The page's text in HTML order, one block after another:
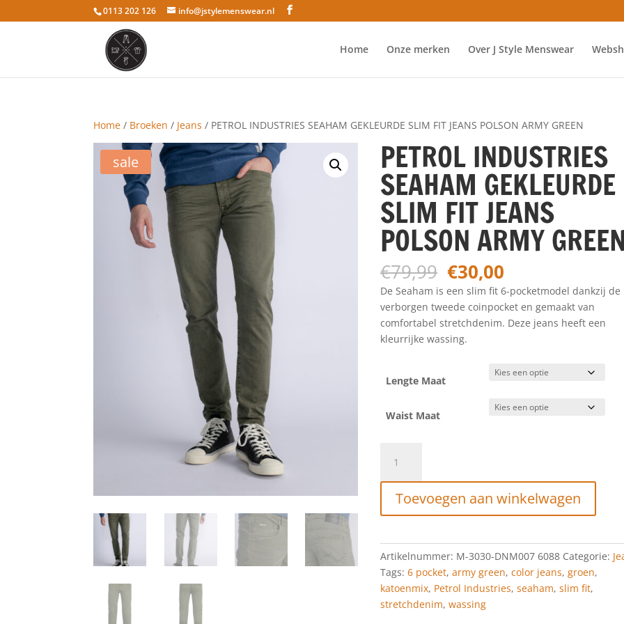
0113 202 126 info@jstylemenswear.nl
Home Onze merken Over J Style Menswear
Home / Broeken / Jeans / PETROL INDUSTRIES SEAHAM GEKLEURDE SLIM FIT JEANS POLSON ARMY GREEN
sale PETROL INDUSTRIES
SEAHAM GEKLEURDE
SLIM FIT JEANS
POLSON ARMY
€79,99 Oorspronkelijke
prijs
was:
€79,99.
€30,00
prijs
is:
€30,00.
De Seaham is een slim fit 6-pocketmodel dankzij de
verborgen tweede coinpocket en gemaakt van
comfortabel stretchdenim. Deze jeans heeft een
kleurrijke wassing.
Lengte Maat
Waist Maat
INDUSTRIES
SEAHAM
GEKLEURDE
SLIM
JEANS
POLSON
ARMY
GREEN
aantal
Toevoegen aan winkelwagen
Artikelnummer: M-3030-DNM007 6088 Categorie:
Tags:6 pocket,army green,color jeans,groen,
katoenmix, Petrol Industries,seaham,slim fit,
stretchdenim,wassing